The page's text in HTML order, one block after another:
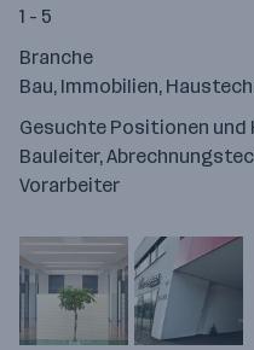
1 - 5
Branche
Bau, Immobilien,
Gesuchte Positionen und
Bauleiter,
Vorarbeiter